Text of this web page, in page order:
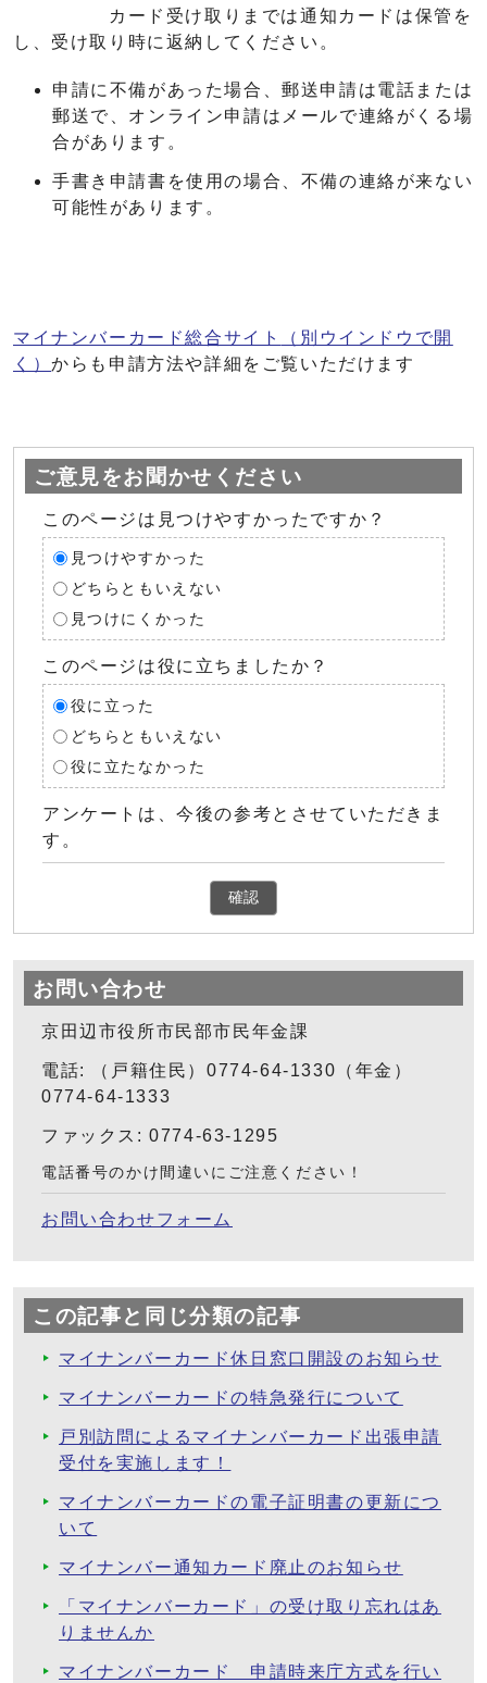
カード受け取りまでは通知カードは保管を
し、受け取り時に返納してください。
申請に不備があった場合、郵送申請は電話または
郵送で、オンライン申請はメールで連絡がくる場
合があります。
手書き申請書を使用の場合、不備の連絡が来ない
可能性があります。
マイナンバーカード総合サイト
（別ウインドウで開
く）からも申請方法や詳細をご覧いただけます
ご意見をお聞かせください
このページは見つけやすかったですか？
見つけやすかった
どちらともいえない
見つけにくかった
このページは役に立ちましたか？
役に立った
どちらともいえない
役に立たなかった
アンケートは、今後の参考とさせていただきま
す。
確認
お問い合わせ
京田辺市役所市民部市民年金課
電話: （戸籍住民）0774-64-1330（年金）
0774-64-1333
ファックス: 0774-63-1295
電話番号のかけ間違いにご注意ください！
お問い合わせフォーム
この記事と同じ分類の記事
マイナンバーカード休日窓口開設のお知らせ
マイナンバーカードの特急発行について
戸別訪問によるマイナンバーカード出張申請
受付を実施します！
マイナンバーカードの電子証明書の更新につ
いて
マイナンバー通知カード廃止のお知らせ
「マイナンバーカード」の受け取り忘れはあ
りませんか
マイナンバーカード 申請時来庁方式を行い